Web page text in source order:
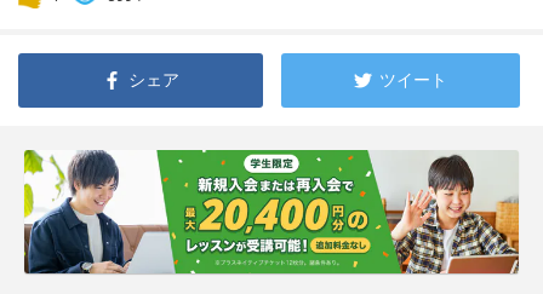
シェア ツイート